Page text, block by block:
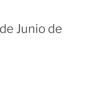
Junio de